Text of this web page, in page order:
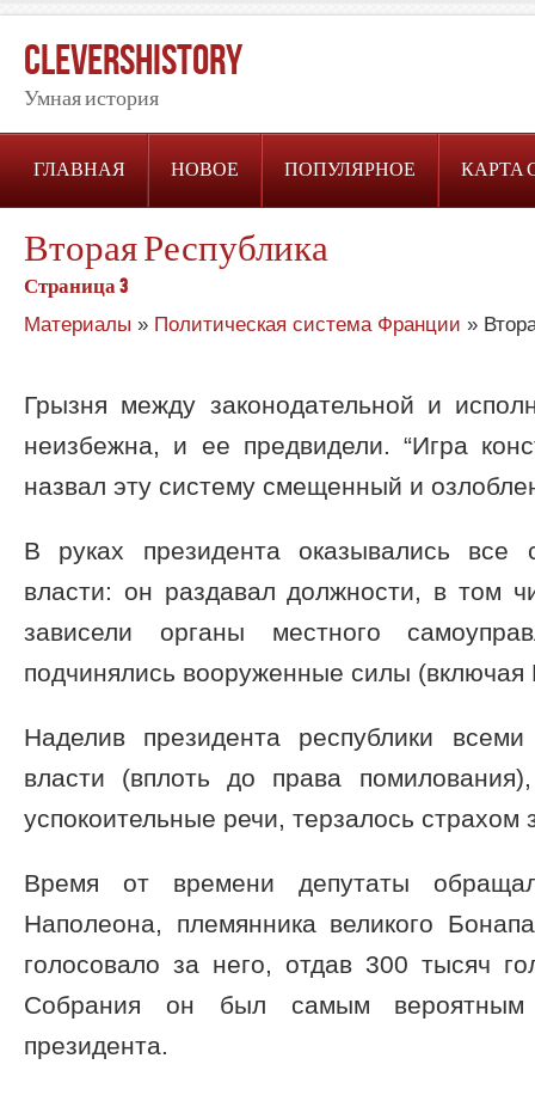
CleversHistory
Умная история
ГЛАВНАЯ НОВОЕ ПОПУЛЯРНОЕ КАРТА
Вторая Республика
Страница 3
Материалы » Политическая система Франции »
Грызня между законодательной и
неизбежна, и ее предвидели. “Игра
назвал эту систему смещенный и
В руках президента оказывались все
власти: он раздавал должности, в том
зависели органы местного
подчинялись вооруженные силы
Наделив президента республики всеми
власти (вплоть до права
успокоительные речи, терзалось страхом
Время от времени депутаты
Наполеона, племян­ника великого
голосовало за него, отдав 300 тысяч
Собрания он был самым вероятным
президента.